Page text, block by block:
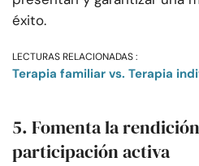
éxito.
LECTURAS RELACIONADAS :
Terapia familiar vs. Terapia
5. Fomenta la
participación activa